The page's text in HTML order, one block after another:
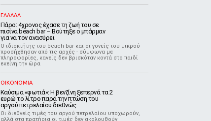
ΕΛΛΑΔΑ
Πάρο: 4χρονος έχασε τη ζωή του σε
πισίνα beach bar – Βούτηξε ο μπάρμαν
για να τον ανασύρει
Ο ιδιοκτήτης του beach bar και οι γονείς του μικρού
προσήχθησαν από τις αρχές - σύμφωνα με
πληροφορίες, κανείς δεν βρισκόταν κοντά στο παιδί
εκείνη την ώρα
ΟΙΚΟΝΟΜΙΑ
Καύσιμα «φωτιά»: Η βενζίνη ξεπερνά τα 2
ευρώ το λίτρο παρά την πτώση του
αργού πετρελαίου διεθνώς
Οι διεθνείς τιμές του αργού πετρελαίου υποχωρούν,
αλλά στα πρατήρια οι τιμές δεν ακολουθούν